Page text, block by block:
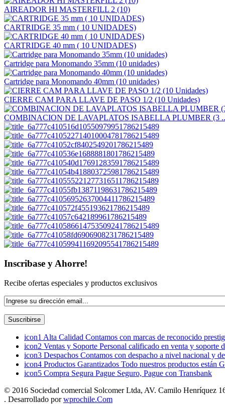
AIREADOR HI MASTERFILL 2 (10)
CARTRIDGE 35 mm ( 10 UNIDADES)
CARTRIDGE 40 mm ( 10 UNIDADES)
Cartridge para Monomando 35mm (10 unidades)
Cartridge para Monomando 40mm (10 unidades)
CIERRE CAM PARA LLAVE DE PASO 1/2 (10 Unidades)
COMBINACION DE LAVAPLATOS ISABELLA PLUMBER (3
Inscribase y Ahorre!
Recibe ofertas especiales y productos exclusivos
icon1 Alta Calidad Contamos con marcas de reconocido
icon2 Ventas y Soporte Personal calificado en venta y soporte
icon3 Despachos Contamos con despacho a nivel nacional y
icon4 Productos Garantizados Todo nuestros productos están
icon5 Compra Segura Pague Seguro, Pague con Transbank
© 2016 Sociedad comercial Solcomer Ltda, AV. Camilo Henríquez
. Desarrollado porwprochile.Com